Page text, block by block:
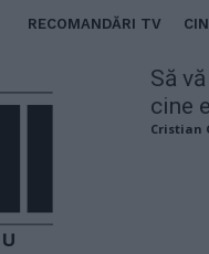
RECOMANDĂRI TV
Să
cine
Cristian